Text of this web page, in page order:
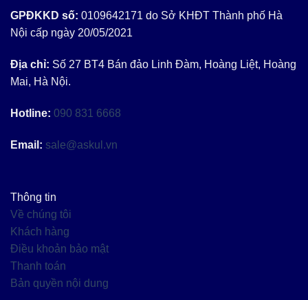
GPĐKKD số: 0109642171 do Sở KHĐT Thành phố Hà
Nội cấp ngày 20/05/2021
Địa chỉ: Số 27 BT4 Bán đảo Linh Đàm, Hoàng Liệt, Hoàng
Mai, Hà Nội.
Hotline: 090 831 6668
Email: sale@askul.vn
Thông tin
Về chúng tôi
Khách hàng
Điều khoản bảo mật
Thanh toán
Bản quyền nội dung